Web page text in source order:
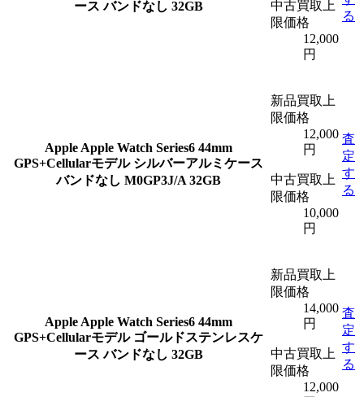
ース バンドなし 32GB
中古買取上
限価格
12,000
円
る
Apple Apple Watch Series6 44mm
GPS+Cellularモデル シルバーアルミケース
バンドなし M0GP3J/A 32GB
新品買取上
限価格
12,000
円
中古買取上
限価格
10,000
円
査
定
す
る
Apple Apple Watch Series6 44mm
GPS+Cellularモデル ゴールドステンレスケ
ース バンドなし 32GB
新品買取上
限価格
14,000
円
中古買取上
限価格
12,000
査
定
す
る